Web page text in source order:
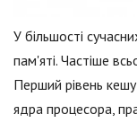
У більшості
пам'яті. Частіше
Перший рівень
ядра процесора,